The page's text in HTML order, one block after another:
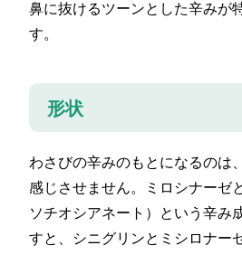
鼻に抜けるツーンとした辛みが
す。
形状
わさびの辛みのもとになるのは
感じさせません。ミロシナーゼ
ソチオシアネート）という辛み
すと、シニグリンとミシロナー